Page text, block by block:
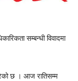
सम्बन्धी विवादमा
छ । आज रातिसम्म